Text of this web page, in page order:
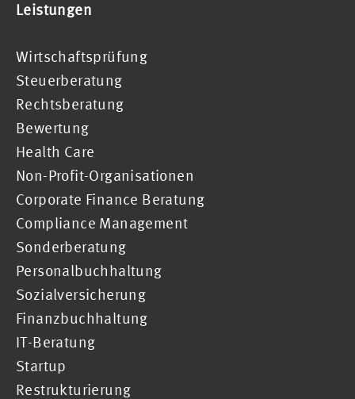
Leistungen
Wirtschaftsprüfung
Steuerberatung
Rechtsberatung
Bewertung
Health Care
Non-Profit-Organisationen
Corporate Finance Beratung
Compliance Management
Sonderberatung
Personalbuchhaltung
Sozialversicherung
Finanzbuchhaltung
IT-Beratung
Startup
Restrukturierung